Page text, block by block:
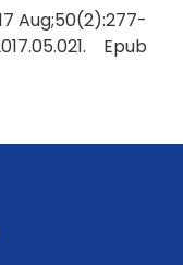
Aug;50(2):277-
Epub